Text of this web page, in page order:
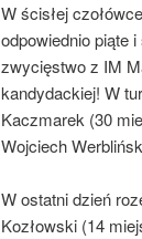
W ścisłej
odpowiednio piąte
zwycięstwo z IM
kandydackiej! W
Kaczmarek (30
Wojciech
W ostatni dzień
Kozłowski (14